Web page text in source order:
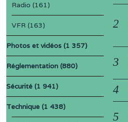
Radio (161)
VFR (163)
Photos et vidéos (1 357)
Réglementation (880)
Sécurité (1 941)
Technique (1 438)